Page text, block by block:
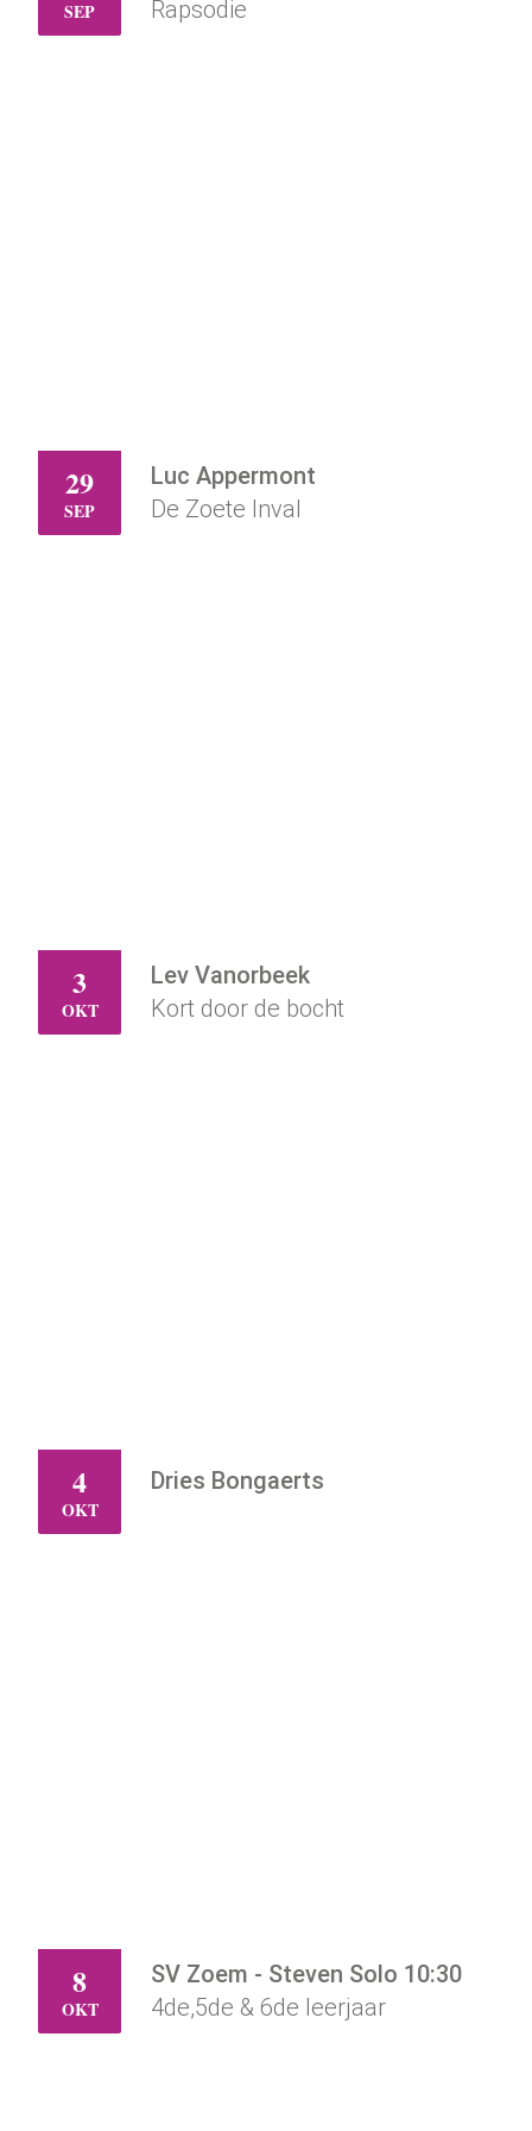
SEP
Rapsodie
DI
29
SEP
Luc Appermont
De Zoete Inval
ZA
3
OKT
Lev Vanorbeek
Kort door de bocht
ZO
4
OKT
Dries Bongaerts
DO
8
OKT
SV Zoem - Steven Solo 10:30
4de,5de & 6de leerjaar